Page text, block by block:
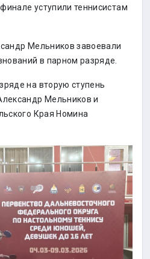
уступили теннисистам
Мельников завоевали
в парном разряде.
на вторую ступень
Мельников и
Края Номина